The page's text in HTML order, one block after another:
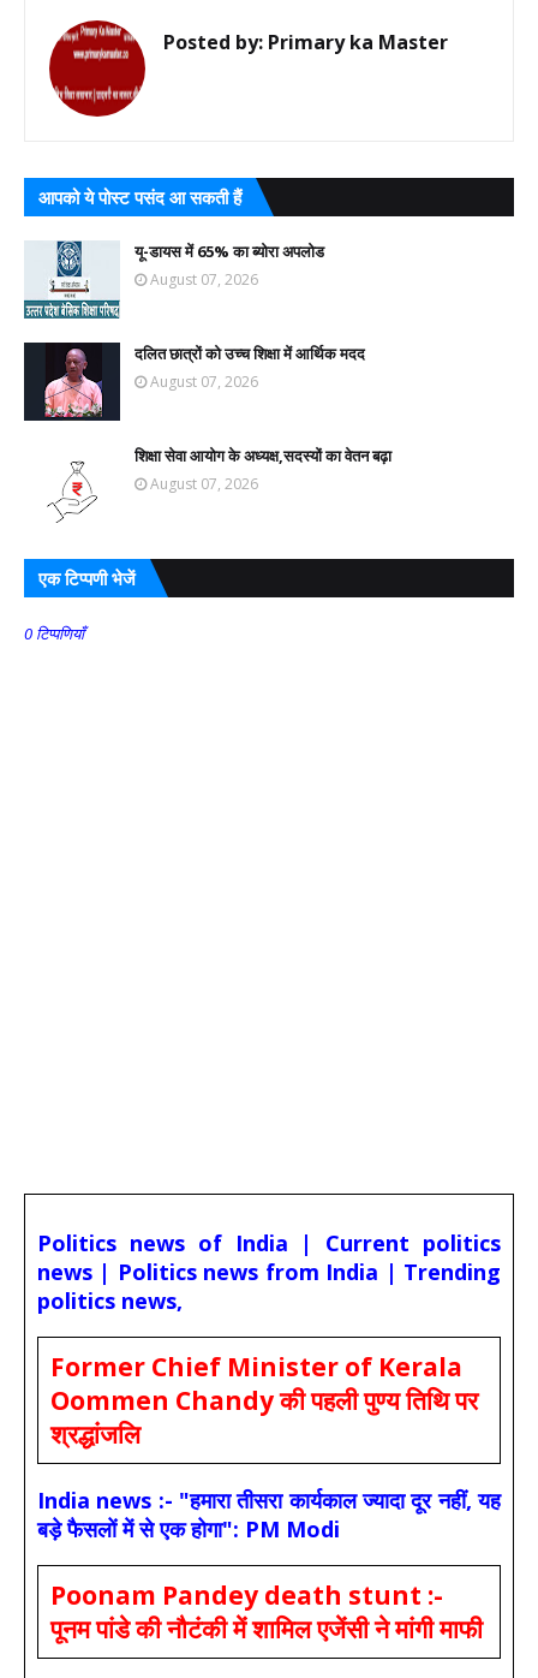
Posted by: Primary ka Master
आपको ये पोस्ट पसंद आ सकती हैं
यू-डायस में 65% का ब्योरा अपलोड
August 07, 2026
दलित छात्रों को उच्च शिक्षा में आर्थिक मदद
August 07, 2026
शिक्षा सेवा आयोग के अध्यक्ष,सदस्यों का वेतन बढ़ा
August 07, 2026
एक टिप्पणी भेजें
0 टिप्पणियाँ
Politics news of India | Current politics
news | Politics news from India | Trending
politics news,
Former Chief Minister of Kerala
Oommen Chandy की पहली पुण्य तिथि पर
श्रद्धांजलि
India news :- "हमारा तीसरा कार्यकाल ज्यादा दूर नहीं, यह
बड़े फैसलों में से एक होगा": PM Modi
Poonam Pandey death stunt :-
पूनम पांडे की नौटंकी में शामिल एजेंसी ने मांगी माफी